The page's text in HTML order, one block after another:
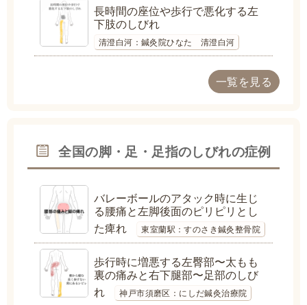
長時間の座位や歩行で悪化する左
下肢のしびれ
清澄白河：鍼灸院ひなた 清澄白河
一覧を見る
全国の脚・足・足指のしびれの症例
バレーボールのアタック時に生じ
る腰痛と左脚後面のピリピリとし
た痺れ
東室蘭駅：すのさき鍼灸整骨院
歩行時に増悪する左臀部〜太もも
裏の痛みと右下腿部〜足部のしび
れ
神戸市須磨区：にしだ鍼灸治療院